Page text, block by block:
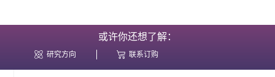
或许你还想了解：
研究方向 联系订购